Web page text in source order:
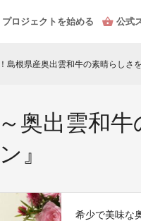
プロジェクトを始める 公式
島根県産奥出雲和牛の素晴らしさ
奥出雲和
』
希少で美味な